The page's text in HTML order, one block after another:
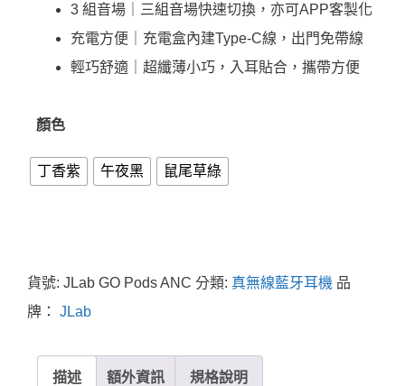
3 組音場｜三組音場快速切換，亦可APP客製化
充電方便｜充電盒內建Type-C線，出門免帶線
輕巧舒適｜超纖薄小巧，入耳貼合，攜帶方便
顏色
丁香紫 午夜黑 鼠尾草綠
貨號: JLab GO Pods ANC 分類: 真無線藍牙耳機 品
牌： JLab
描述 額外資訊 規格說明